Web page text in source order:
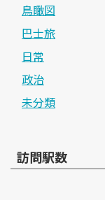
鳥瞰図
巴士旅
日常
政治
未分類
訪問駅数